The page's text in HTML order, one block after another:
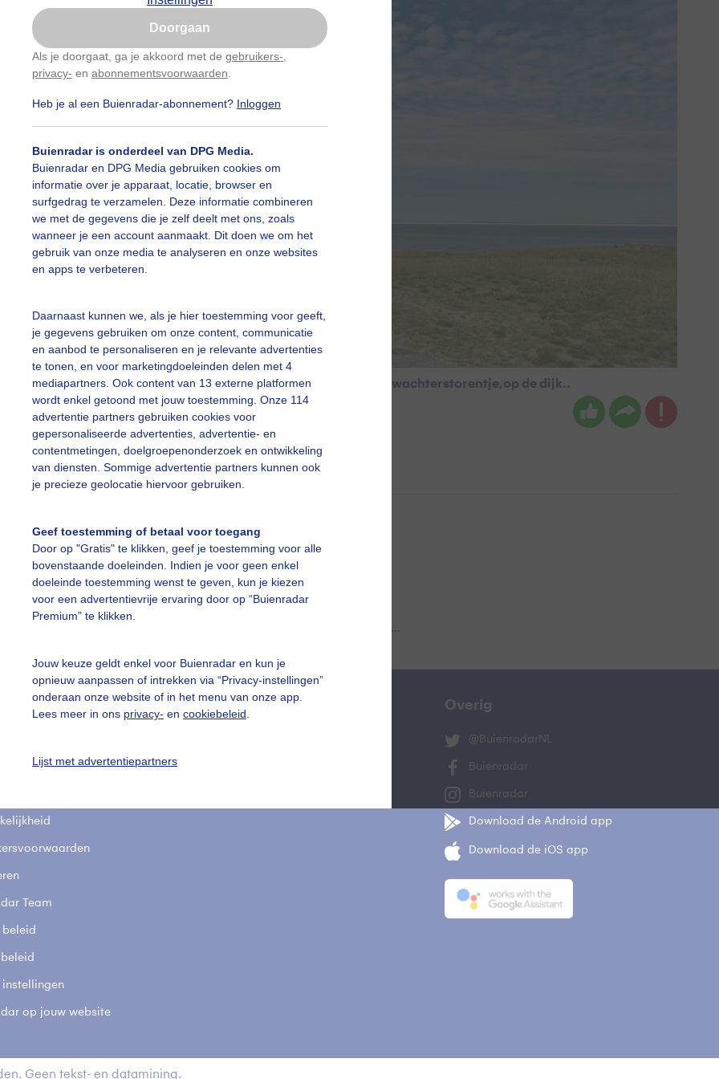
Doorgaan
Als je doorgaat, ga je akkoord met de gebruikers-
privacy- en abonnementsvoorwaarden
Heb je al een Buienradar-abonnement? Inloggen
Buienradar is onderdeel van DPG Media.
Buienradar en DPG Media gebruiken cookies om
informatie over je apparaat, locatie, browser en
surfgedrag te verzamelen. Deze informatie combineren
we met de gegevens die je zelf deelt met ons, zoals
wanneer je een account aanmaakt. Dit doen we om het
gebruik van onze media te analyseren en onze websites
en apps te verbeteren.
Daarnaast kunnen we, als je hier toestemming voor geeft,
je gegevens gebruiken om onze content, communicatie
en aanbod te personaliseren en je relevante advertenties
te tonen, en voor marketingdoeleinden delen met 4
mediapartners. Ook content van 13 externe platformen
wordt enkel getoond met jouw toestemming. Onze 114
advertentie partners gebruiken cookies voor
gepersonaliseerde advertenties, advertentie- en
contentmetingen, doelgroepenonderzoek en ontwikkeling
van diensten. Sommige advertentie partners kunnen ook
je precieze geolocatie hiervoor gebruiken.
Geef toestemming of betaal voor toegang
Door op "Gratis" te klikken, geef je toestemming voor alle
bovenstaande doeleinden. Indien je voor geen enkel
doeleinde toestemming wenst te geven, kun je kiezen
voor een advertentievrije ervaring door op “Buienradar
Premium” te klikken.
Jouw keuze geldt enkel voor Buienradar en kun je
opnieuw aanpassen of intrekken via “Privacy-instellingen”
onderaan onze website of in het menu van onze app.
Lees meer in ons privacy- en cookiebeleid
Lijst met advertentiepartners
er is veel zon,blauwe lucht en lekker windje..bij het oude kustwachterstorentje,op de dijk..
Nel van Es Gemaakt: 11-07-2025, 51x bekeken
Kustwachterstorentje
vragen
Team
beleid
instellingen
op jouw website
Mijn weer Overig
@BuienradarNL
Buienradar
Buienradar
Download de Android app
Download de iOS app
Geen tekst- en datamining.
Nu niet, misschien later
Gebruik je Safari en wil je niet elke dag deze pop-up
Klikhierom dit aan te passen